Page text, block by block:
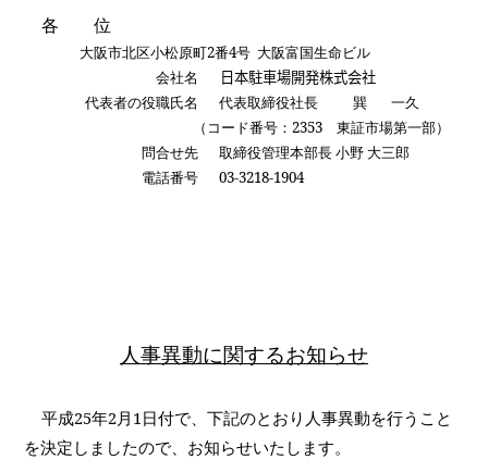
各 位
大阪市北区小松原町2番4号 大阪富国生命ビル
会社名
日本駐車場開発株式会社
代表者の役職氏名
代表取締役社長 巽 一久
（コード番号： 2353東証市場第一部）
問合せ先
取締役管理本部長 小野 大三郎
電話番号
03-3218-1904
人事異動に関するお知らせ
平成25年2月 1日付で、下記のとおり人事異動を行うこと
を決定しましたので、お知らせいたします。